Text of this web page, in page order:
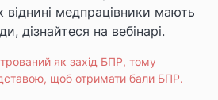
віднині медпрацівники мають
дізнайтеся на вебінарі.
як захід БПР, тому
щоб отримати бали БПР.